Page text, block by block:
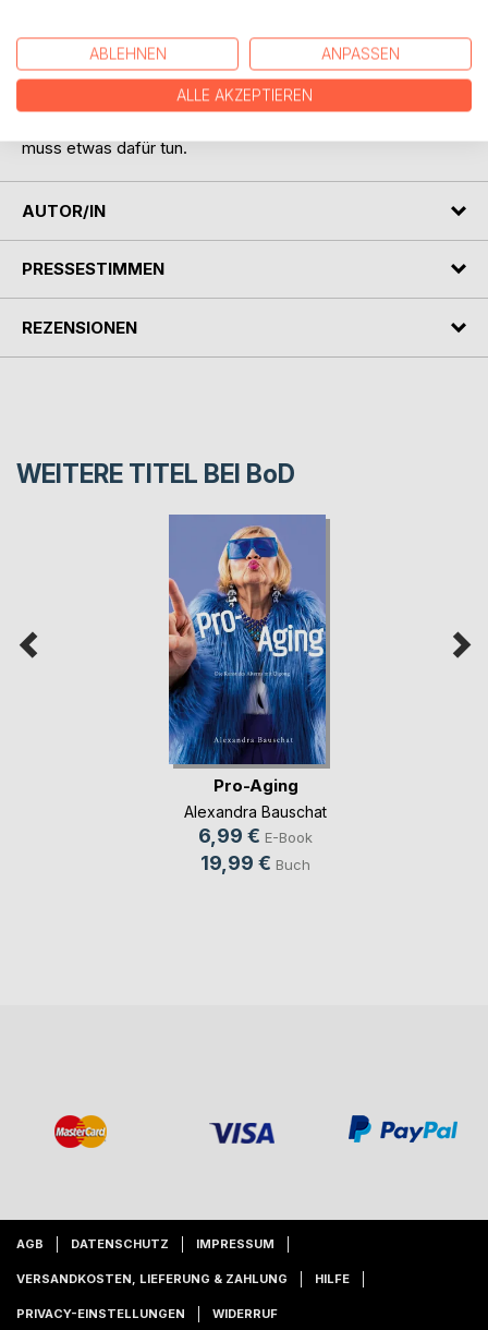
Die meisten von uns gehen davon aus, dass "Glücklich-
sein" und Gesundheit ein Geburtsrecht sei.
Tatsache ist: Ein erfülltes Leben entsteht nicht "auf gut
muss etwas dafür tun.
AUTOR/IN
PRESSESTIMMEN
REZENSIONEN
WEITERE TITEL BEI BoD
Pro-Aging
Alexandra Bauschat
6,99 € E-Book
19,99 € Buch
AGB DATENSCHUTZ IMPRESSUM
VERSANDKOSTEN, LIEFERUNG & ZAHLUNG HILFE
PRIVACY-EINSTELLUNGEN WIDERRUF
ABLEHNEN ANPASSEN
ALLE AKZEPTIEREN